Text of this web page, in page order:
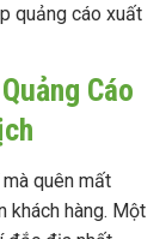
quảng cáo xuất
Cáo
quên mất
khách hàng. Một